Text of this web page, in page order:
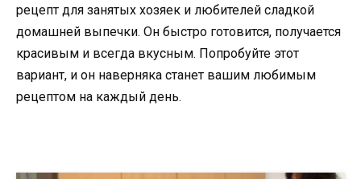
рецепт для занятых хозяек и любителей сладкой
домашней выпечки. Он быстро готовится, получается
красивым и всегда вкусным. Попробуйте этот
вариант, и он наверняка станет вашим любимым
рецептом на каждый день.